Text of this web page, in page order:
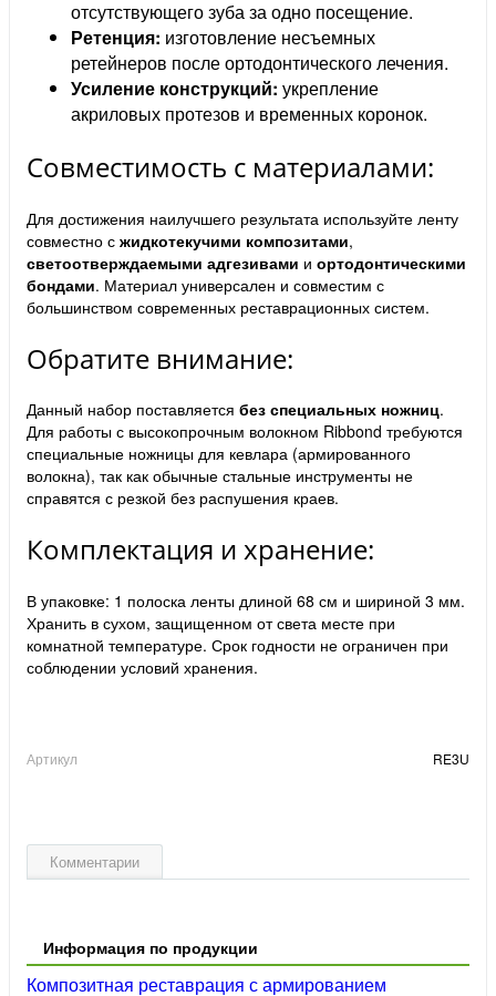
отсутствующего зуба за одно посещение.
Ретенция: изготовление несъемных
ретейнеров после ортодонтического лечения.
Усиление конструкций: укрепление
акриловых протезов и временных коронок.
Совместимость с материалами:
Для достижения наилучшего результата используйте ленту
совместно с жидкотекучими композитами,
светоотверждаемыми адгезивами и ортодонтическими
бондами. Материал универсален и совместим с
большинством современных реставрационных систем.
Обратите внимание:
Данный набор поставляется без специальных ножниц.
Для работы с высокопрочным волокном Ribbond требуются
специальные ножницы для кевлара (армированного
волокна), так как обычные стальные инструменты не
справятся с резкой без распушения краев.
Комплектация и хранение:
В упаковке: 1 полоска ленты длиной 68 см и шириной 3 мм.
Хранить в сухом, защищенном от света месте при
комнатной температуре. Срок годности не ограничен при
соблюдении условий хранения.
Артикул RE3U
Комментарии
Информация по продукции
Композитная реставрация с армированием